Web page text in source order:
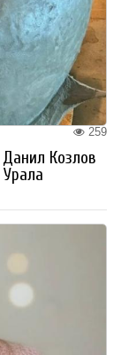
259
Козлов